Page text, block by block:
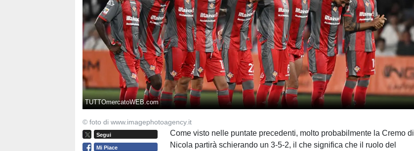
TUTTOmercatoWEB.com
© foto di www.imagephotoagency.it
Segui
Mi Piace
Come visto nelle puntate precedenti, molto probabilmente la Cremo di
Nicola partirà schierando un 3-5-2, il che significa che il ruolo del